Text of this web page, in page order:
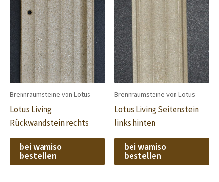
Brennraumsteine von Lotus
Lotus Living
Rückwandstein rechts
bei wamiso
bestellen
Brennraumsteine von Lotus
Lotus Living Seitenstein
links hinten
bei wamiso
bestellen